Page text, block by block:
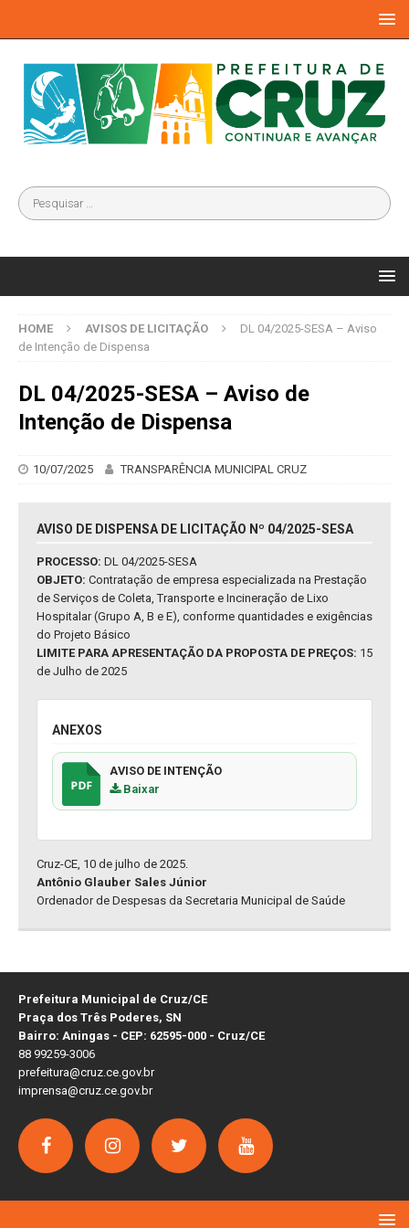
HOME AVISOS DE LICITAÇÃO
DL 04/2025-SESA – Aviso
de Intenção de Dispensa
DL 04/2025-SESA – Aviso de
Intenção de Dispensa
10/07/2025 TRANSPARÊNCIA MUNICIPAL CRUZ
AVISO DE DISPENSA DE LICITAÇÃO Nº 04/2025-SESA
PROCESSO: DL 04/2025-SESA
OBJETO: Contratação de empresa especializada na Prestação
de Serviços de Coleta, Transporte e Incineração de Lixo
Hospitalar (Grupo A, B e E), conforme quantidades e exigências
do Projeto Básico
LIMITE PARA APRESENTAÇÃO DA PROPOSTA DE PREÇOS: 15
de Julho de 2025
ANEXOS
AVISO DE INTENÇÃO
Baixar
Cruz-CE, 10 de julho de 2025.
Antônio Glauber Sales Júnior
Ordenador de Despesas da Secretaria Municipal de Saúde
Prefeitura Municipal de Cruz/CE
Praça dos Três Poderes, SN
Bairro: Aningas - CEP: 62595-000 - Cruz/CE
88 99259-3006
prefeitura@cruz.ce.gov.br
imprensa@cruz.ce.gov.br